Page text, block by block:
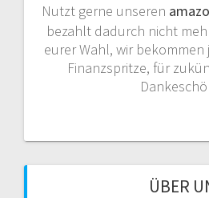
Nutzt gerne unseren
bezahlt dadurch nicht
eurer Wahl, wir
Finanzspritze, für
ÜBER